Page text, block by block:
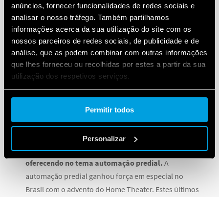
anúncios, fornecer funcionalidades de redes sociais e
analisar o nosso tráfego. Também partilhamos
informações acerca da sua utilização do site com os
nossos parceiros de redes sociais, de publicidade e de
análise, que as podem combinar com outras informações
que lhes forneceu ou recolhidas por estes a partir da sua
utilização dos respetivos serviços.
Cookie policy.
Permitir todos
Personalizar
chegar em casa, esta mesma pessoa quer ter as
mesmas condições que possui no trabalho,
agregando então o tema conforto e segurança de
acordo com seu perfil. Imagine que somente no
Brasil, recentemente, mais de quarenta milhões de
pessoas começaram a ter acesso a novos produtos,
dentre estes de alta tecnologia, disponíveis no
mercado. Hoje o número de celulares no país já é
maior que a população brasileira!
Assim, começamos a traçar um paralelo com as
necessidades das pessoas, e o que se está
oferecendo no tema automação predial. A
automação predial ganhou força em especial no
Brasil com o advento do Home Theater. Estes últimos